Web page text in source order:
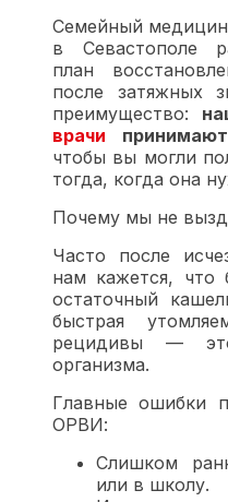
Семейный
в Севастополе
план
после затяжных
преимущество:
врачи
чтобы вы могли
тогда, когда она
Почему мы не
Часто после
нам кажется, что
остаточный
быстрая
рецидивы —
организма.
Главные ошибки
ОРВИ:
Слишком
или в школу.